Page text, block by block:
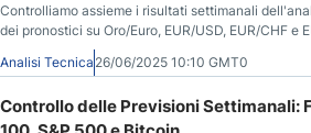
Controlliamo assieme i risultati settimanali
dei pronostici su Oro/Euro, EUR/USD, EUR/CHF e
Analisi Tecnica 26/06/2025 10:10 GMT0
Controllo delle Previsioni Settimanali: